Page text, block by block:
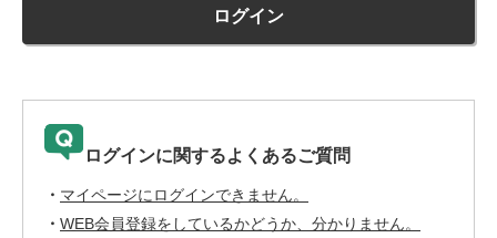
ログイン
ログインに関するよくあるご質問
マイページにログインできません。
WEB会員登録をしているかどうか、分かりません。